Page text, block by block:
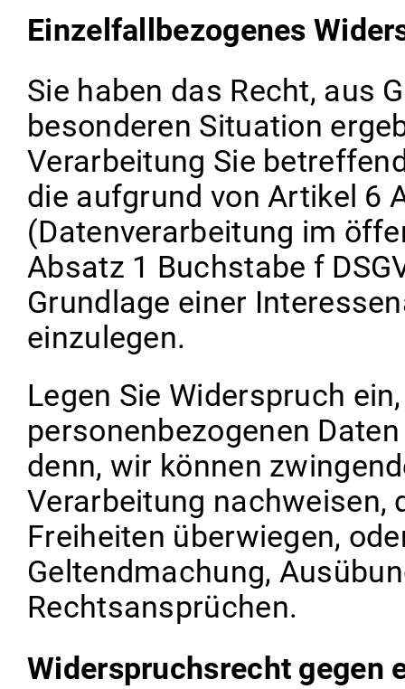
Einzelfallbezogenes
Sie haben das Recht, aus
besonderen Situation
Verarbeitung Sie
die aufgrund von Artikel 6
(Datenverarbeitung im
Absatz 1 Buchstabe f
Grundlage einer
einzulegen.
Legen Sie Widerspruch
personenbezogenen
denn, wir können
Verarbeitung nachweisen,
Freiheiten überwiegen,
Geltendmachung,
Rechtsansprüchen.
Widerspruchsrecht gegen